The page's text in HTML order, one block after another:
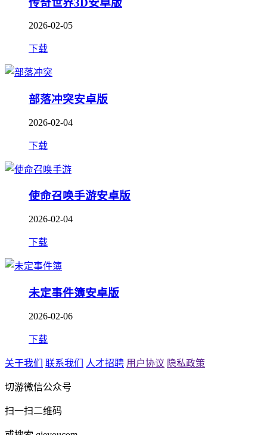
2026-02-05
下载
部落冲突安卓版
2026-02-04
下载
使命召唤手游安卓版
2026-02-04
下载
未定事件簿安卓版
2026-02-06
下载
关于我们 联系我们 人才招聘 用户协议 隐私政策
切游微信公众号
扫一扫二维码